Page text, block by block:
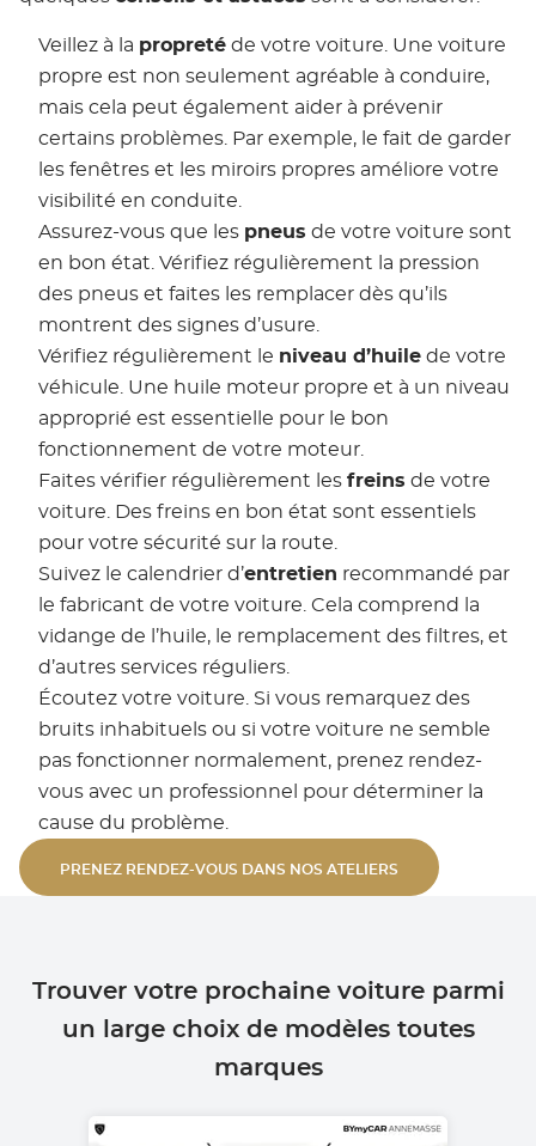
Veillez à la propreté de votre voiture. Une voiture
propre est non seulement agréable à conduire,
mais cela peut également aider à prévenir
certains problèmes. Par exemple, le fait de garder
les fenêtres et les miroirs propres améliore votre
visibilité en conduite.
Assurez-vous que les pneus de votre voiture sont
en bon état. Vérifiez régulièrement la pression
des pneus et faites les remplacer dès qu’ils
montrent des signes d’usure.
Vérifiez régulièrement le niveau d’huile de votre
véhicule. Une huile moteur propre et à un niveau
approprié est essentielle pour le bon
fonctionnement de votre moteur.
Faites vérifier régulièrement les freins de votre
voiture. Des freins en bon état sont essentiels
pour votre sécurité sur la route.
Suivez le calendrier d’entretien recommandé par
le fabricant de votre voiture. Cela comprend la
vidange de l’huile, le remplacement des filtres, et
d’autres services réguliers.
Écoutez votre voiture. Si vous remarquez des
bruits inhabituels ou si votre voiture ne semble
pas fonctionner normalement, prenez rendez-
vous avec un professionnel pour déterminer la
cause du problème.
PRENEZ RENDEZ-VOUS DANS NOS ATELIERS
Trouver votre prochaine voiture parmi
un large choix de modèles toutes
marques